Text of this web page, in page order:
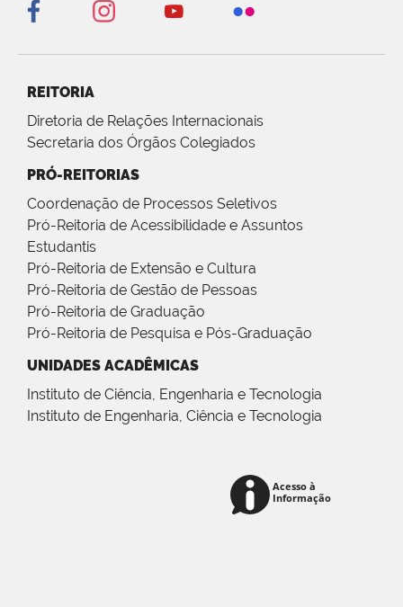
REITORIA
Diretoria de Relações Internacionais
Secretaria dos Órgãos Colegiados
PRÓ-REITORIAS
Coordenação de Processos Seletivos
Pró-Reitoria de Acessibilidade e Assuntos
Estudantis
Pró-Reitoria de Extensão e Cultura
Pró-Reitoria de Gestão de Pessoas
Pró-Reitoria de Graduação
Pró-Reitoria de Pesquisa e Pós-Graduação
UNIDADES ACADÊMICAS
Instituto de Ciência, Engenharia e Tecnologia
Instituto de Engenharia, Ciência e Tecnologia